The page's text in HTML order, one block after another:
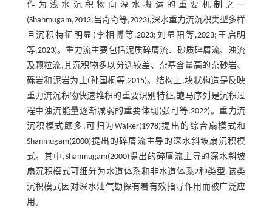
作为浅水沉积物向深水搬运的重要机制之一
(Shanmugam,2013;吕奇奇等,2023),深水重力流沉积类型多样
且沉积特征明显(李相博等,2023;刘显阳等,2023;王启明
等,2023)。重力流主要包括泥质碎屑流、砂质碎屑流、浊流
及颗粒流,其沉积物多以分选较差、杂基含量高的杂砂岩、
砾岩和泥岩为主(孙国桐等,2015)。结构上,块状构造是反映
重力流沉积物快速堆积的重要识别特征,鲍马序列是沉积过
程中浊流能量逐渐减弱的重要体现(张可等,2022)。重力流
沉积模式颇多,可归为Walker(1978)提出的综合扇模式和
Shanmugam(2000)提出的碎屑流主导的深水斜坡扇沉积模
式。其中,Shanmugam(2000)提出的碎屑流主导的深水斜坡
扇沉积模式可细分为水道体系和非水道体系2种类型,该类
沉积模式因对深水油气勘探有着有效指导作用而被广泛应
用。